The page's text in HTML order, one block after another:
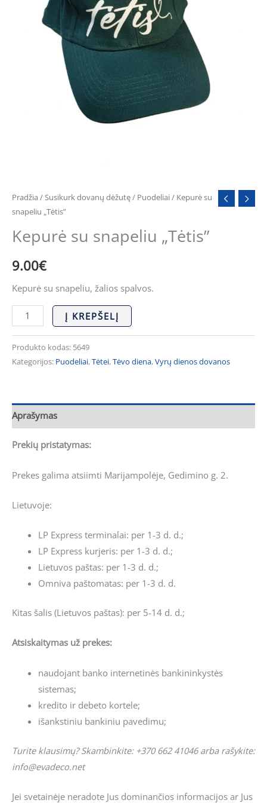
Pradžia / Susikurk dovanų dėžutę/ Puodeliai/ Kepurė su
snapeliu „Tėtis”
Kepurė su snapeliu „Tėtis”
9.00€
Kepurė su snapeliu, žalios spalvos.
Į KREPŠELĮ
Produkto kodas: 5649
Kategorijos: Puodeliai,Tėtei,Tėvo diena,Vyrų dienos dovanos
Aprašymas
Prekių pristatymas:
Prekes galima atsiimti Marijampolėje, Gedimino g. 2.
Lietuvoje:
LP Express terminalai: per 1-3 d. d.;
LP Express kurjeris: per 1-3 d. d.;
Lietuvos paštas: per 1-3 d. d.;
Omniva paštomatas: per 1-3 d. d.
Kitas šalis (Lietuvos paštas): per 5-14 d. d.;
Atsiskaitymas už prekes:
naudojant banko internetinės bankininkystės
sistemas;
kredito ir debeto kortele;
išankstiniu bankiniu pavedimu;
Turite klausimų? Skambinkite: +370 662 41046 arba rašykite:
info@evadeco.net
Jei svetainėje neradote Jus dominančios informacijos ar Jus